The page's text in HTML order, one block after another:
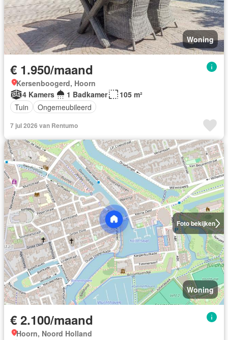
Woning
€ 1.950/maand
Kersenboogerd, Hoorn
4 Kamers
1 Badkamer
105 m²
Tuin
Ongemeubileerd
7 jul 2026 van Rentumo
Foto bekijken
Woning
€ 2.100/maand
Hoorn, Noord Holland